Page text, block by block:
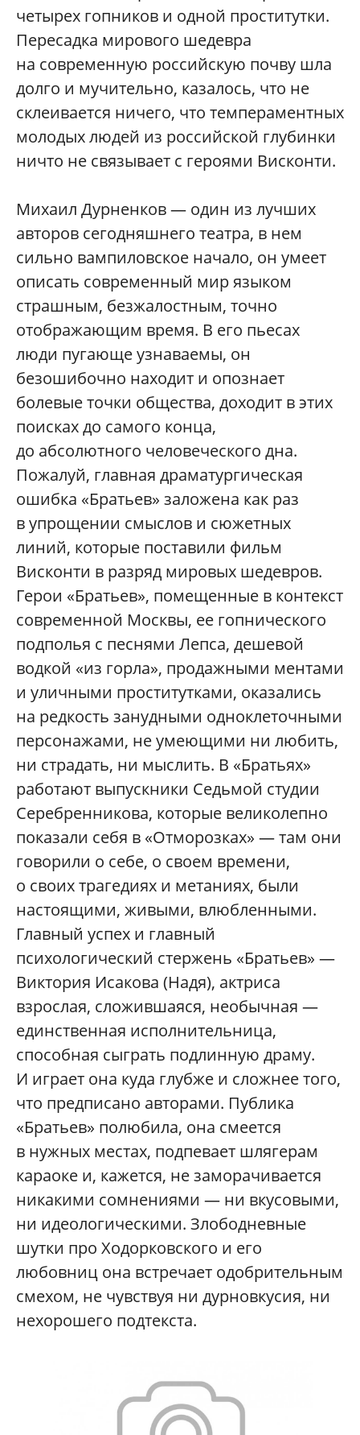
четырех гопников и одной проститутки.
Пересадка мирового шедевра
на современную российскую почву шла
долго и мучительно, казалось, что не
склеивается ничего, что темпераментных
молодых людей из российской глубинки
ничто не связывает с героями Висконти.
Михаил Дурненков — один из лучших
авторов сегодняшнего театра, в нем
сильно вампиловское начало, он умеет
описать современный мир языком
страшным, безжалостным, точно
отображающим время. В его пьесах
люди пугающе узнаваемы, он
безошибочно находит и опознает
болевые точки общества, доходит в этих
поисках до самого конца,
до абсолютного человеческого дна.
Пожалуй, главная драматургическая
ошибка «Братьев» заложена как раз
в упрощении смыслов и сюжетных
линий, которые поставили фильм
Висконти в разряд мировых шедевров.
Герои «Братьев», помещенные в контекст
современной Москвы, ее гопнического
подполья с песнями Лепса, дешевой
водкой «из горла», продажными ментами
и уличными проститутками, оказались
на редкость занудными одноклеточными
персонажами, не умеющими ни любить,
ни страдать, ни мыслить. В «Братьях»
работают выпускники Седьмой студии
Серебренникова, которые великолепно
показали себя в «Отморозках» — там они
говорили о себе, о своем времени,
о своих трагедиях и метаниях, были
настоящими, живыми, влюбленными.
Главный успех и главный
психологический стержень «Братьев» —
Виктория Исакова (Надя), актриса
взрослая, сложившаяся, необычная —
единственная исполнительница,
способная сыграть подлинную драму.
И играет она куда глубже и сложнее того,
что предписано авторами. Публика
«Братьев» полюбила, она смеется
в нужных местах, подпевает шлягерам
караоке и, кажется, не заморачивается
никакими сомнениями — ни вкусовыми,
ни идеологическими. Злободневные
шутки про Ходорковского и его
любовниц она встречает одобрительным
смехом, не чувствуя ни дурновкусия, ни
нехорошего подтекста.